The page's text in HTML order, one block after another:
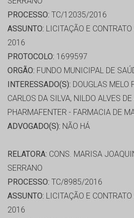
PROCESSO: TC/12035/2016
ASSUNTO: LICITAÇÃO E
2016
PROTOCOLO: 1699597
ORGÃO: FUNDO MUNICIPAL DE
INTERESSADO(S): DOUGLAS MELO
CARLOS DA SILVA, NILDO ALVES DE
PHARMAFENTER - FARMACIA DE
ADVOGADO(S): NÃO HÁ
RELATORA: CONS. MARISA
SERRANO
PROCESSO: TC/8985/2016
ASSUNTO: LICITAÇÃO E
2016